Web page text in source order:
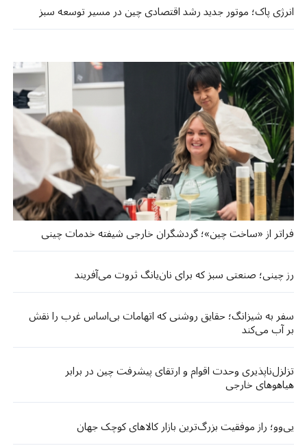
انرژی پاک؛ موتور جدید رشد اقتصادی چین در مسیر توسعه سبز
فراتر از «ساخت چین»؛ گردشگران خارجی شیفته خدمات چینی
رز چینی؛ صنعتی سبز که برای نان‌یانگ ثروت می‌آفریند
سفر به شیزانگ؛ حقایق روشنی که اتهامات بی‌اساس غرب را نقش
بر آب می‌کند
تزلزل‌ناپذیری وحدت اقوام و ارتقای پیشرفت چین در برابر
هیاهوهای خارجی
یی‌وو؛ راز موفقیت بزرگ‌ترین بازار کالاهای کوچک جهان